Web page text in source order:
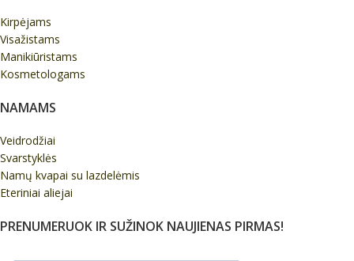
Kirpėjams
Visažistams
Manikiūristams
Kosmetologams
NAMAMS
Veidrodžiai
Svarstyklės
Namų kvapai su lazdelėmis
Eteriniai aliejai
PRENUMERUOK IR SUŽINOK NAUJIENAS PIRMAS!